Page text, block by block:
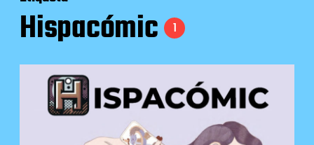
Hispacómic 1